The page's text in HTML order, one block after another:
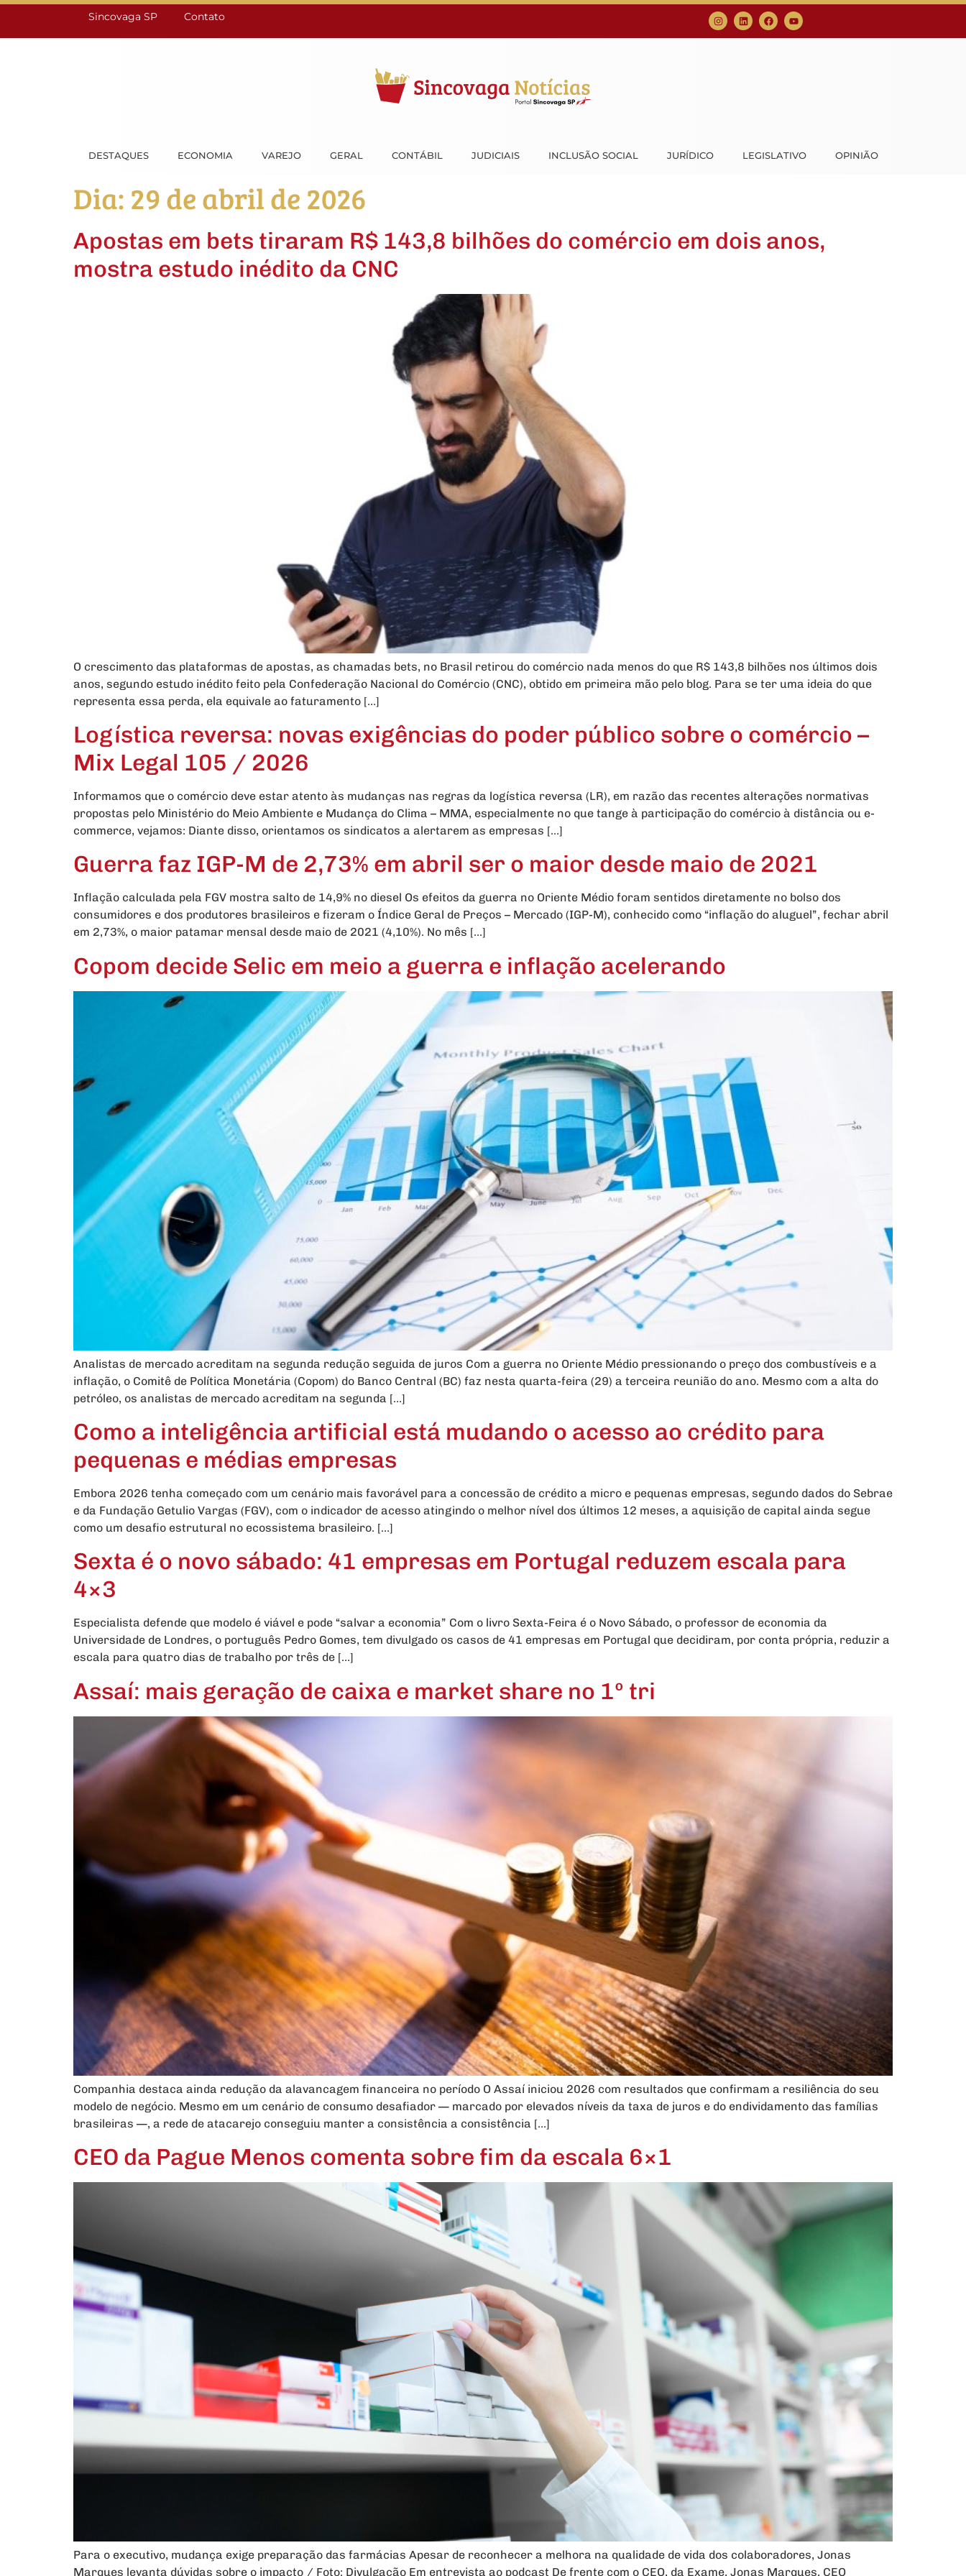
Sincovaga SP Contato
DESTAQUES ECONOMIA VAREJO GERAL CONTÁBIL JUDICIAIS INCLUSÃO SOCIAL JURÍDICO LEGISLATIVO OPINIÃO
Dia: 29 de abril de 2026
Apostas em bets tiraram R$ 143,8 bilhões do comércio em dois anos,
mostra estudo inédito da CNC
O crescimento das plataformas de apostas, as chamadas bets, no Brasil retirou do comércio nada menos do que R$ 143,8 bilhões nos últimos dois
anos, segundo estudo inédito feito pela Confederação Nacional do Comércio (CNC), obtido em primeira mão pelo blog. Para se ter uma ideia do que
representa essa perda, ela equivale ao faturamento […]
Logística reversa: novas exigências do poder público sobre o comércio –
Mix Legal 105 / 2026
Informamos que o comércio deve estar atento às mudanças nas regras da logística reversa (LR), em razão das recentes alterações normativas
propostas pelo Ministério do Meio Ambiente e Mudança do Clima – MMA, especialmente no que tange à participação do comércio à distância ou e-
commerce, vejamos: Diante disso, orientamos os sindicatos a alertarem as empresas […]
Guerra faz IGP-M de 2,73% em abril ser o maior desde maio de 2021
Inflação calculada pela FGV mostra salto de 14,9% no diesel Os efeitos da guerra no Oriente Médio foram sentidos diretamente no bolso dos
consumidores e dos produtores brasileiros e fizeram o Índice Geral de Preços – Mercado (IGP-M), conhecido como “inflação do aluguel”, fechar abril
em 2,73%, o maior patamar mensal desde maio de 2021 (4,10%). No mês […]
Copom decide Selic em meio a guerra e inflação acelerando
Analistas de mercado acreditam na segunda redução seguida de juros Com a guerra no Oriente Médio pressionando o preço dos combustíveis e a
inflação, o Comitê de Política Monetária (Copom) do Banco Central (BC) faz nesta quarta-feira (29) a terceira reunião do ano. Mesmo com a alta do
petróleo, os analistas de mercado acreditam na segunda […]
Como a inteligência artificial está mudando o acesso ao crédito para
pequenas e médias empresas
Embora 2026 tenha começado com um cenário mais favorável para a concessão de crédito a micro e pequenas empresas, segundo dados do Sebrae
e da Fundação Getulio Vargas (FGV), com o indicador de acesso atingindo o melhor nível dos últimos 12 meses, a aquisição de capital ainda segue
como um desafio estrutural no ecossistema brasileiro. […]
Sexta é o novo sábado: 41 empresas em Portugal reduzem escala para
4×3
Especialista defende que modelo é viável e pode “salvar a economia” Com o livro Sexta-Feira é o Novo Sábado, o professor de economia da
Universidade de Londres, o português Pedro Gomes, tem divulgado os casos de 41 empresas em Portugal que decidiram, por conta própria, reduzir a
escala para quatro dias de trabalho por três de […]
Assaí: mais geração de caixa e market share no 1º tri
Companhia destaca ainda redução da alavancagem financeira no período O Assaí iniciou 2026 com resultados que confirmam a resiliência do seu
modelo de negócio. Mesmo em um cenário de consumo desafiador — marcado por elevados níveis da taxa de juros e do endividamento das famílias
brasileiras —, a rede de atacarejo conseguiu manter a consistência a consistência […]
CEO da Pague Menos comenta sobre fim da escala 6×1
Para o executivo, mudança exige preparação das farmácias Apesar de reconhecer a melhora na qualidade de vida dos colaboradores, Jonas
Marques levanta dúvidas sobre o impacto / Foto: Divulgação Em entrevista ao podcast De frente com o CEO, da Exame, Jonas Marques, CEO